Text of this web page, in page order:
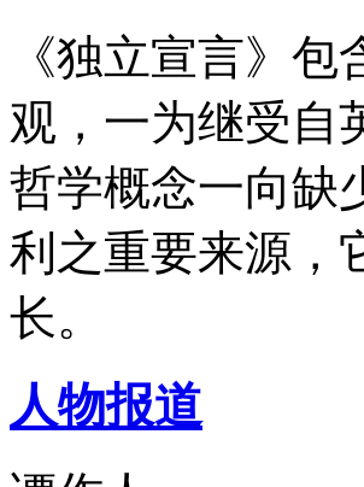
《独立宣言》
观，一为继受自
哲学概念一向缺
利之重要来源，
长。
人物报道